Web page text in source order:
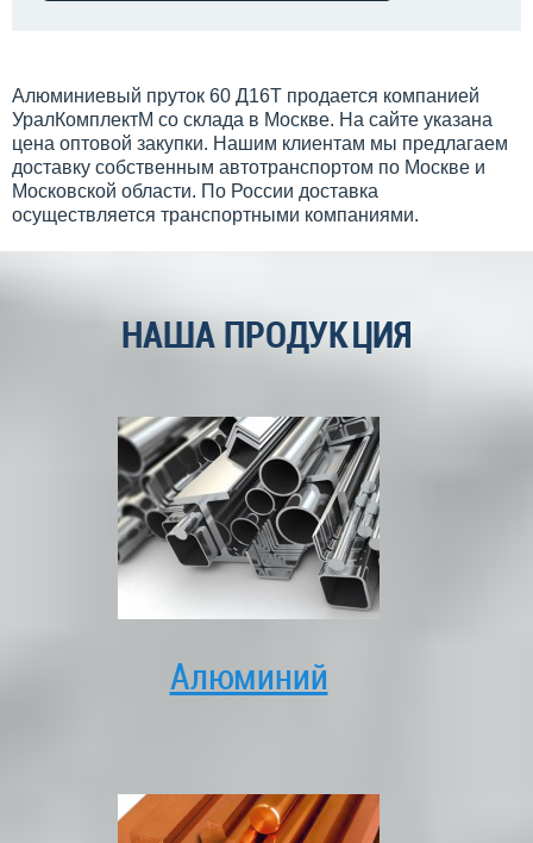
Алюминиевый пруток 60 Д16Т продается компанией
УралКомплектМ со склада в Москве. На сайте указана
цена оптовой закупки. Нашим клиентам мы предлагаем
доставку собственным автотранспортом по Москве и
Московской области. По России доставка
осуществляется транспортными компаниями.
НАША ПРОДУКЦИЯ
Алюминий